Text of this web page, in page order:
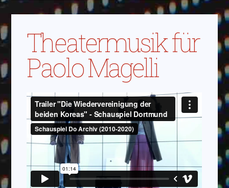
Theatermusik für
Paolo Magelli